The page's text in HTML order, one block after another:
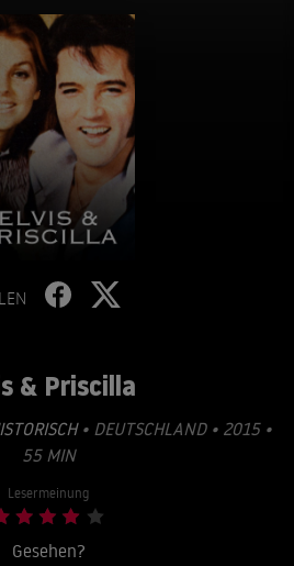
& Priscilla
• DEUTSCHLAND • 2015 •
55 MIN
Lesermeinung
Gesehen?